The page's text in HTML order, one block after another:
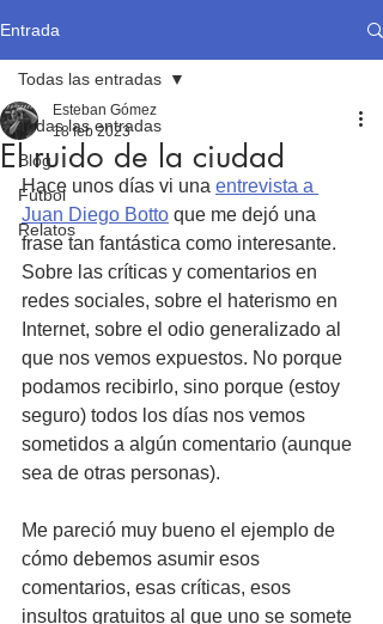
Entrada
Todas las entradas
Blog
Fútbol
Relatos
Todas las entradas
El ruido de la ciudad
Esteban Gómez
18 feb 2023
Hace unos días vi una entrevista a
Juan Diego Botto que me dejó una
frase tan fantástica como interesante.
Sobre las críticas y comentarios en
redes sociales, sobre el haterismo en
Internet, sobre el odio generalizado al
que nos vemos expuestos. No porque
podamos recibirlo, sino porque (estoy
seguro) todos los días nos vemos
sometidos a algún comentario (aunque
sea de otras personas).
Me pareció muy bueno el ejemplo de
cómo debemos asumir esos
comentarios, esas críticas, esos
insultos gratuitos al que uno se somete